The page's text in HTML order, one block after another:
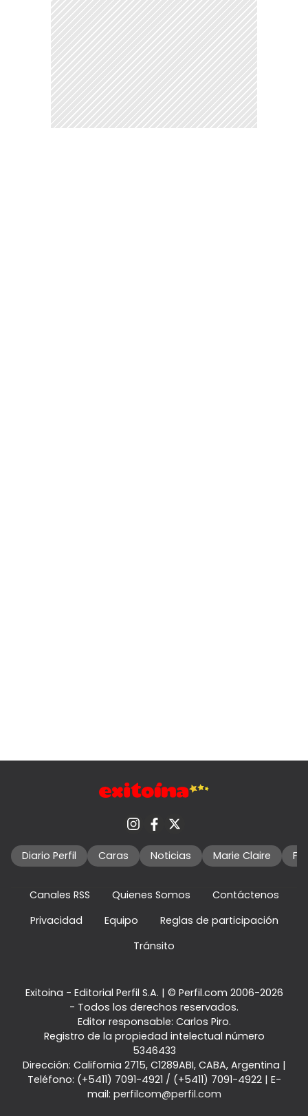
Diario Perfil Caras Noticias Marie Claire
Canales RSS Quienes Somos
Contáctenos
Privacidad
Equipo
Reglas de participación
Tránsito
Exitoina - Editorial Perfil S.A. | © Perfil.com 2006-2026
- Todos los derechos reservados.
Editor responsable: Carlos Piro.
Registro de la propiedad intelectual número
5346433
Dirección: California 2715, C1289ABI, CABA, Argentina |
Teléfono: (+5411) 7091-4921 / (+5411) 7091-4922| E-
mail: perfilcom@perfil.com